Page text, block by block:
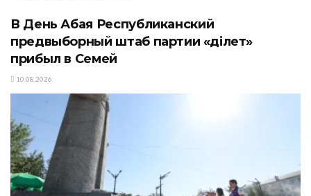
В День Абая Республиканский
предвыборный штаб партии «Әділет»
прибыл в Семей
10.08.2026